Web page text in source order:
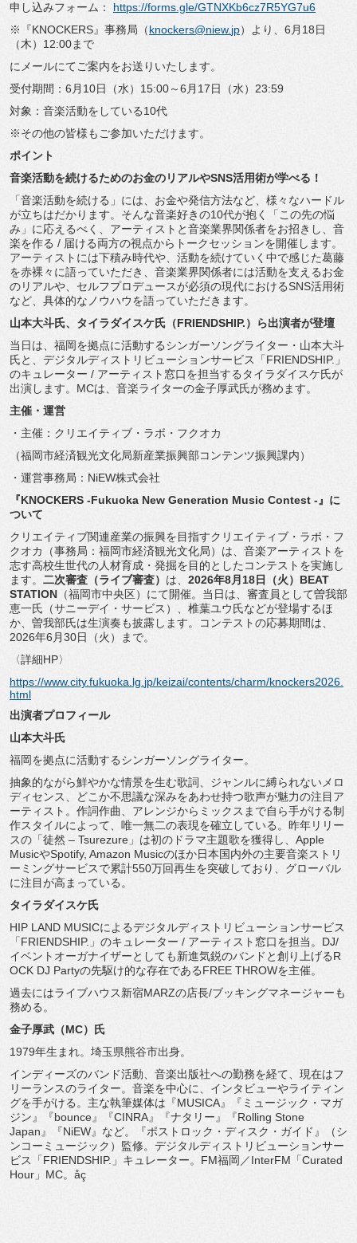
申し込みフォーム： https://forms.gle/GTNXKb6cz7R5YG7u6
※『KNOCKERS』事務局（knockers@niew. jp）より、6月18日
（木）12:00まで
にメールにてご案内をお送りいたします。
受付期間：6月10日（水）15:00～6月17日（水）23:59
対象：音楽活動をしている10代
※その他の皆様もご参加いただけます。
ポイント
音楽活動を続けるためのお金のリアルやSNS活用術が学べる！
「音楽活動を続ける」には、お金や発信方法など、 様々なハードル
が立ちはだかります。 そんな音楽好きの10代が抱く「この先の悩
み」に応えるべく、 アーティストと音楽業界関係者をお招きし、音
楽を作る / 届ける両方の視点からトークセッションを開催します。
アーティストには下積み時代や、 活動を続けていく中で感じた葛藤
を赤裸々に語っていただき、 音楽業界関係者には活動を支えるお金
のリアルや、 セルフプロデュースが必須の現代におけるSNS活用術
など、 具体的なノウハウを語っていただきます。
山本大斗氏、タイラダイスケ氏（FRIENDSHIP.）
ら出演者が登壇
当日は、福岡を拠点に活動するシンガーソングライター・ 山本大斗
氏と、デジタルディストリビューションサービス「FRIENDSHIP.」
のキュレーター / アーティスト窓口を担当するタイラダイスケ氏が
出演します。 MCは、音楽ライターの金子厚武氏が務めます。
主催・運営
・主催：クリエイティブ・ラボ・フクオカ
（福岡市経済観光文化局新産業振興部コンテンツ振興課内）
・運営事務局：NiEW株式会社
『KNOCKERS -Fukuoka New Generation Music Contest -』に
ついて
クリエイティブ関連産業の振興を目指すクリエイティブ・ラボ・ フ
クオカ（事務局：福岡市経済観光文化局）は、 音楽アーティストを
志す高校生世代の人材育成・ 発掘を目的としたコンテストを実施し
ます。 二次審査（ライブ審査） は、 2026年8月18日（火）BEAT
STATION （福岡市中央区）にて開催。当日は、 審査員として曽我部
恵一氏（サニーデイ・サービス）、 椎葉ユウ氏などが登場するほ
か、曽我部氏は生演奏も披露します。
コンテストの応募期間は、
2026年6月30日（火）まで。
〈詳細HP〉
https://www.city.fukuoka.lg. jp/keizai/contents/charm/knockers2026.
html
出演者プロフィール
山本大斗氏
福岡を拠点に活動するシンガーソングライター。
抽象的ながら鮮やかな情景を生む歌詞、 ジャンルに縛られないメロ
ディセンス、
どこか不思議な深みをあわせ持つ歌声が魅力の注目ア
ーティスト。 作詞作曲、 アレンジからミックスまで自ら手がける制
作スタイルによって、 唯一無二の表現を確立している。昨年リリー
スの「徒然 – Tsurezure」は初のドラマ主題歌を獲得し、Apple
MusicやSpotify, Amazon Musicのほか日本国内外の主要音楽ストリ
ーミングサービスで累計550万回再生を突破しており、 グローバル
に注目が高まっている。
タイラダイスケ氏
HIP LAND MUSICによるデジタルディストリビューションサービス
「FRIENDSHIP.」のキュレーター / アーティスト窓口を担当。DJ/
イベントオーガナイザーとしても新進気鋭のバンドと創り上げるR
OCK DJ Partyの先駆け的な存在であるFREE THROWを主催。
過去にはライブハウス新宿MARZの店長/ブッキングマネージャーも
務める。
金子厚武（MC）氏
1979年生まれ。埼玉県熊谷市出身。
インディーズのバンド活動、音楽出版社への勤務を経て、 現在はフ
リーランスのライター。音楽を中心に、 インタビューやライティン
グを手がける。主な執筆媒体は『MUSICA』『ミュージック・マガ
ジン』『bounce』『CINRA』『ナタリー』『Rolling Stone
Japan』『NiEW』など。『ポストロック・ディスク・ ガイド』（シ
ンコーミュージック）監修。 デジタルディストリビューションサー
ビス「FRIENDSHIP.」キュレーター。FM福岡／InterFM「Curated
Hour」MC。åç